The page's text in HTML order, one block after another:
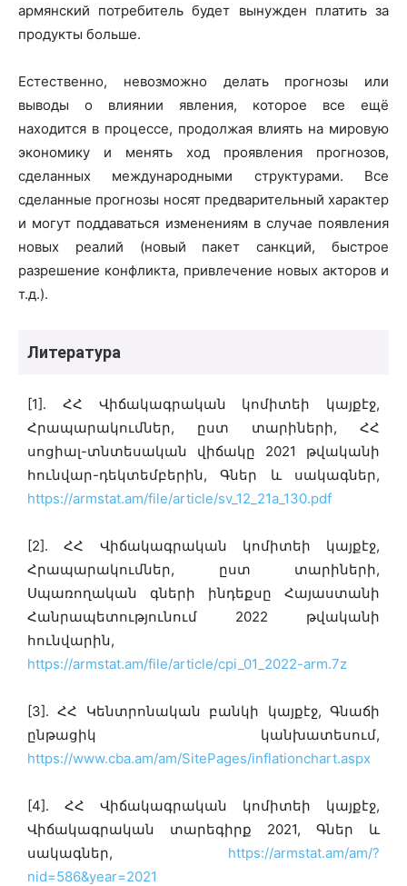
армянский потребитель будет вынужден платить за
продукты больше.
Естественно, невозможно делать прогнозы или
выводы о влиянии явления, которое все ещё
находится в процессе, продолжая влиять на мировую
экономику и менять ход проявления прогнозов,
сделанных международными структурами. Все
сделанные прогнозы носят предварительный характер
и могут поддаваться изменениям в случае появления
новых реалий (новый пакет санкций, быстрое
разрешение конфликта, привлечение новых акторов и
т.д.).
Литература
[1]. ՀՀ Վիճակագրական կոմիտեի կայքէջ,
Հրապարակումներ, ըստ տարիների, ՀՀ
սոցիալ-տնտեսական վիճակը 2021 թվականի
հունվար-դեկտեմբերին, Գներ և սակագներ,
https://armstat.am/file/article/sv_12_21a_130.pdf
[2]. ՀՀ Վիճակագրական կոմիտեի կայքէջ,
Հրապարակումներ, ըստ տարիների,
Սպառողական գների ինդեքսը Հայաստանի
Հանրապետությունում 2022 թվականի
հունվարին,
https://armstat.am/file/article/cpi_01_2022-arm.7z
[3]. ՀՀ Կենտրոնական բանկի կայքէջ, Գնաճի
ընթացիկ կանխատեսում,
https://www.cba.am/am/SitePages/inflationchart.aspx
[4]. ՀՀ Վիճակագրական կոմիտեի կայքէջ,
Վիճակագրական տարեգիրք 2021, Գներ և
սակագներ, https://armstat.am/am/?
nid=586&year=2021